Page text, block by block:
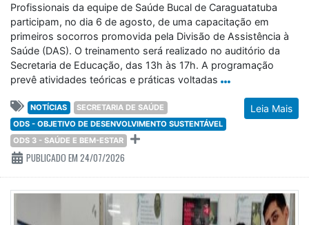
Profissionais da equipe de Saúde Bucal de Caraguatatuba
participam, no dia 6 de agosto, de uma capacitação em
primeiros socorros promovida pela Divisão de Assistência à
Saúde (DAS). O treinamento será realizado no auditório da
Secretaria de Educação, das 13h às 17h. A programação
prevê atividades teóricas e práticas voltadas
Leia Mais
NOTÍCIAS
SECRETARIA DE SAÚDE
ODS - OBJETIVO DE DESENVOLVIMENTO SUSTENTÁVEL
ODS 3 - SAÚDE E BEM-ESTAR
PUBLICADO EM 24/07/2026